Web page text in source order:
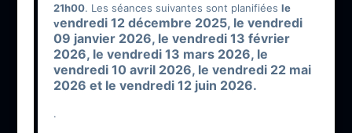
21h00. Les séances suivantes sont planifiées le
vendredi 12 décembre 2025, le vendredi
09 janvier 2026, le vendredi 13 février
2026, le vendredi 13 mars 2026, le
vendredi 10 avril 2026, le vendredi 22 mai
2026 et le vendredi 12 juin 2026.
.